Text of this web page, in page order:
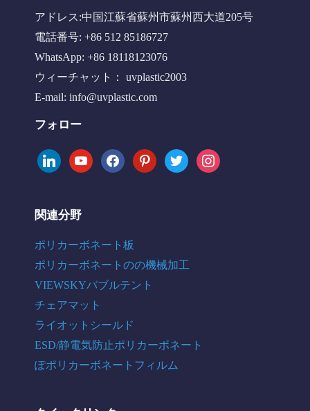
アドレス:中国江蘇省蘇州市蘇州西大道205号
電話番号: +86 512 85186727
WhatsApp: +86 18118123076
ウィーチャット： uvplastic2003
E-mail: info@uvplastic.com
フォロー
linkedinyoutubefacebookpinteresttwitter instagram
関連分野
ポリカーボネート板
ポリカーボネートのの機械加工
VIEWSKYバブルテント
チェアマット
ライオットシールド
ESD/静電気防止ポリカーボネート
ぽポリカーボネートフィルム